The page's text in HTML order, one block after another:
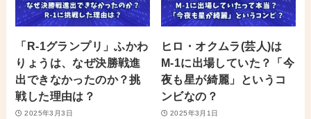
「R-1グランプリ」ふかわ
りょうは、なぜ決勝戦進
出できなかったのか？挑
戦した理由は？
2025年3月3日
ヒロ・オクムラ(芸人)は
M-1に出場していた？「今
夜も星が綺麗」というコ
ンビなの？
2025年3月1日